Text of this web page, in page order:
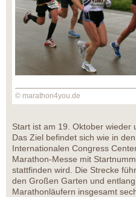
© marathon4you.de
Start ist am 19. Oktober wieder
Das Ziel befindet sich wie in
Internationalen Congress
Marathon-Messe mit
stattfinden wird. Die Strecke
den Großen Garten und
Marathonläufern insgesamt